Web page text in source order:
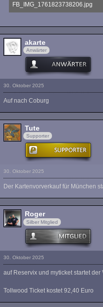
FB_IMG_1761823738206.jpg
52,11 kB, 512×738, 1.951 mal
akarte
Anwärter
30. Oktober 2025
Auf nach Coburg
Tute
Supporter
30. Oktober 2025
Der Kartenvorverkauf für München
Roger
Silber Mitglied
30. Oktober 2025
auf Reservix und myticket startet
Tollwood Ticket kostet 92,40 Euro